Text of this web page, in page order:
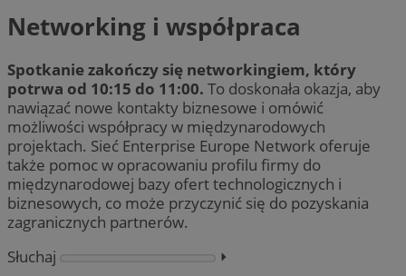
Networking i współpraca
Spotkanie zakończy się networkingiem, który
potrwa od 10:15 do 11:00. To doskonała okazja, aby
nawiązać nowe kontakty biznesowe i omówić
możliwości współpracy w międzynarodowych
projektach. Sieć Enterprise Europe Network oferuje
także pomoc w opracowaniu profilu firmy do
międzynarodowej bazy ofert technologicznych i
biznesowych, co może przyczynić się do pozyskania
zagranicznych partnerów.
Słuchaj
⏵︎